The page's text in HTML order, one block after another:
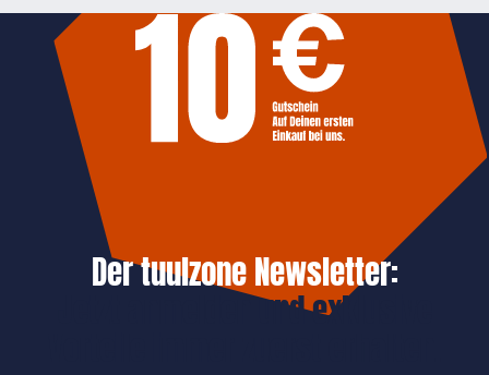
Der tuulzone Newsletter:
Jetzt anmelden und exklusive